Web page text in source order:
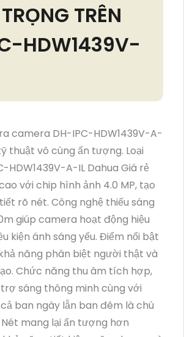
TRÊN
HDW1439V-
camera DH-IPC-HDW1439V-A-
thuật vô cùng ấn tượng. Loại
HDW1439V-A-IL Dahua Giá rẻ
với chip hình ảnh 4.0 MP, tạo
rõ nét. Công nghệ thiếu sáng
giúp camera hoạt động hiệu
kiện ánh sáng yếu. Điểm nổi bật
năng phân biệt người thật và
Chức năng thu âm tích hợp,
sáng thông minh cùng với
ban ngày lẫn ban đêm là chú
mang lại ấn tượng hơn